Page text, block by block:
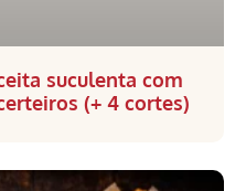
suculenta com
(+ 4 cortes)